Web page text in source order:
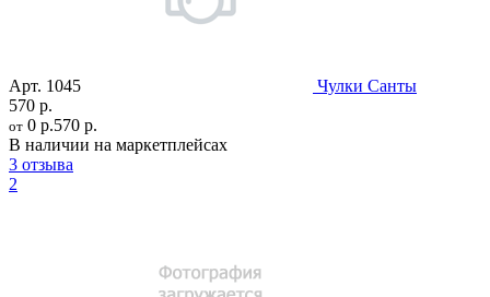
Арт. 1045
Чулки Санты
570 р.
от 0 р.570 р.
В наличии на маркетплейсах
3 отзыва
2